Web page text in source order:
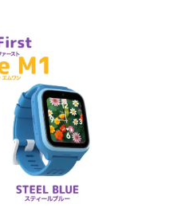
なります。
にはWi-Fiでの通信環境及
アカウント作成が必要で
ルです。
。